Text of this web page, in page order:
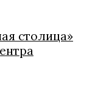
столица»